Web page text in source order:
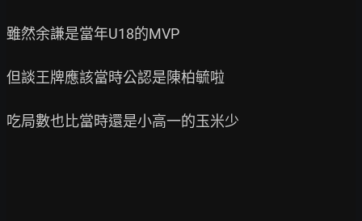
雖然余謙是當年U18的MVP
但談王牌應該當時公認是陳柏毓啦
吃局數也比當時還是小高一的玉米少